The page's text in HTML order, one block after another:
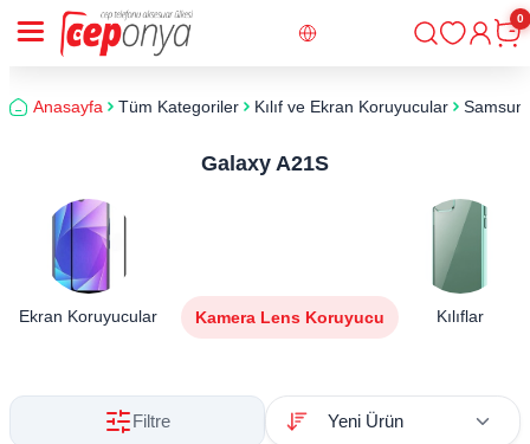
Giriş
0
Anasayfa Tüm Kategoriler Kılıf ve Ekran Koruyucular
Galaxy A21S
Ekran Koruyucular Kamera Lens Koruyucu Kılıflar
Filtre